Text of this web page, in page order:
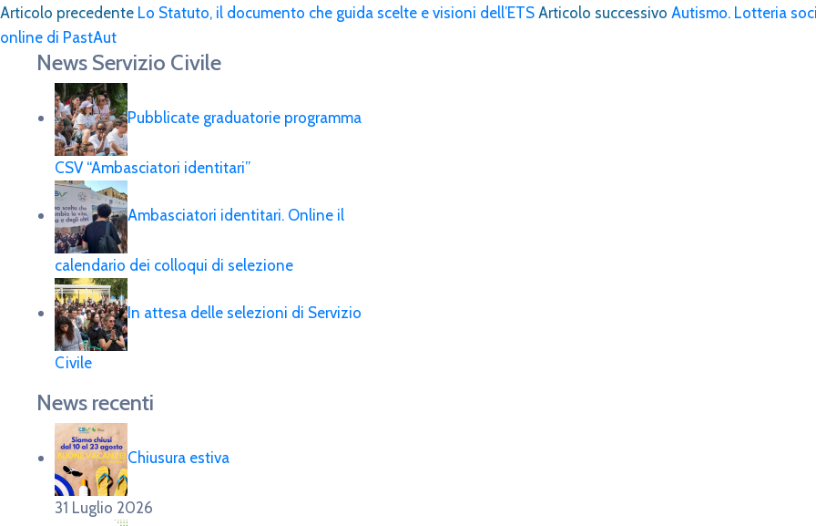
Articolo precedente Lo Statuto, il documento che guida scelte e visioni dell’ETS Articolo successivo Autismo. Lotteria
online di PastAut
News Servizio Civile
Pubblicate graduatorie programma
CSV “Ambasciatori identitari”
Ambasciatori identitari. Online il
calendario dei colloqui di selezione
In attesa delle selezioni di Servizio
Civile
News recenti
Chiusura estiva
31 Luglio 2026